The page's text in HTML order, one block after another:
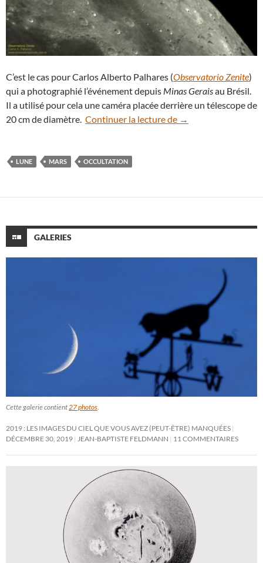
C’est le cas pour Carlos Alberto Palhares (Observatorio Zenite)
qui a photographié l’événement depuis Minas Geraisau Brésil.
Il a utilisé pour cela une caméra placée derrière un télescope de
20 cm de diamètre. Continuer la lecture de Spectaculaire partie
→
LUNE MARS OCCULTATION
GALERIES
Cette galerie contient27 photos.
2019 : LES IMAGES DU CIEL QUE VOUS AVEZ (PEUT-ÊTRE) MANQUÉES
DÉCEMBRE 30, 2019 JEAN-BAPTISTE FELDMANN 11 COMMENTAIRES